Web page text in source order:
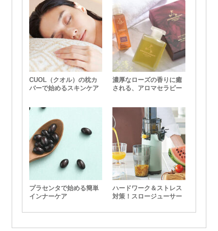
CUOL（クオル）の枕カ
バーで始めるスキンケア
濃厚なローズの香りに癒
される、アロマセラピー
プラセンタで始める簡単
インナーケア
ハードワーク＆ストレス
対策！スロージューサー